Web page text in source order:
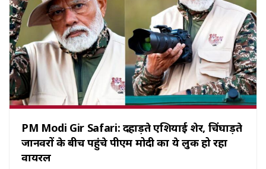
PM Modi Gir Safari: दहाड़ते एशियाई शेर, चिंघाड़ते
जानवरों के बीच पहुंचे पीएम मोदी का ये लुक हो रहा
वायरल